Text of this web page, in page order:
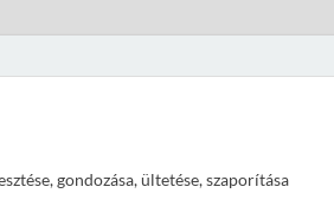
gondozása, ültetése, szaporítása